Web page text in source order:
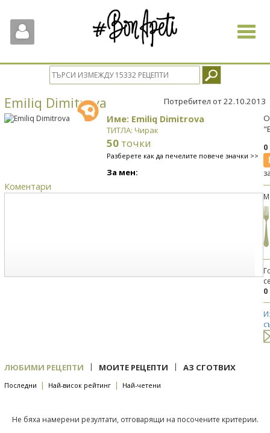
Toggle
Emiliq Dimitrova Потребител от 22.10.2013
Име: Emiliq Dimitrova
ТИТЛА: Чирак
50 точки
Разберете как да печелите повече значки >>
За мен:
Коментари
0
ЛЮБИМИ РЕЦЕПТИ | МОИТЕ РЕЦЕПТИ | АЗ СГОТВИХ
Последни | Най-висок рейтинг | Най-четени
Не бяха намерени резултати, отговарящи на посочените критерии.